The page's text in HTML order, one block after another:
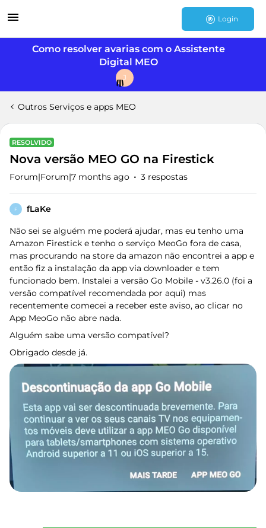
Login
Como resolver avarias com o Assistente
Digital MEO
J
Outros Serviços e apps MEO
RESOLVIDO
Nova versão MEO GO na Firestick
Forum|Forum|7 months ago 3 respostas
F fLaKe
Não sei se alguém me poderá ajudar, mas eu tenho uma
Amazon Firestick e tenho o serviço MeoGo fora de casa,
mas procurando na store da amazon não encontrei a app e
então fiz a instalação da app via downloader e tem
funcionado bem. Instalei a versão Go Mobile - v3.26.0 (foi a
versão compatível recomendada por aqui) mas
recentemente comecei a receber este aviso, ao clicar no
App MeoGo não abre nada.
Alguém sabe uma versão compatível?
Obrigado desde já.